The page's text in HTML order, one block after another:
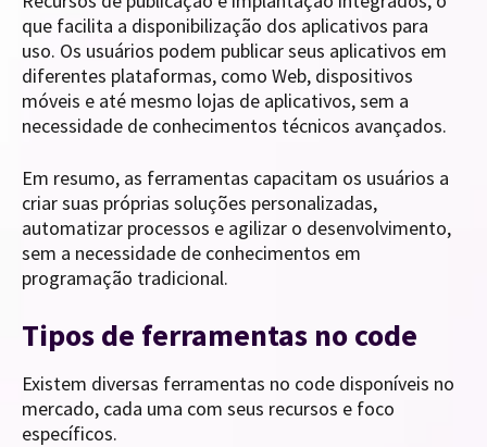
que facilita a disponibilização dos aplicativos para
uso. Os usuários podem publicar seus aplicativos em
diferentes plataformas, como Web, dispositivos
móveis e até mesmo lojas de aplicativos, sem a
necessidade de conhecimentos técnicos avançados.
Em resumo, as ferramentas capacitam os usuários a
criar suas próprias soluções personalizadas,
automatizar processos e agilizar o desenvolvimento,
sem a necessidade de conhecimentos em
programação tradicional.
Tipos de ferramentas no code
Existem diversas ferramentas no code disponíveis no
mercado, cada uma com seus recursos e foco
específicos.